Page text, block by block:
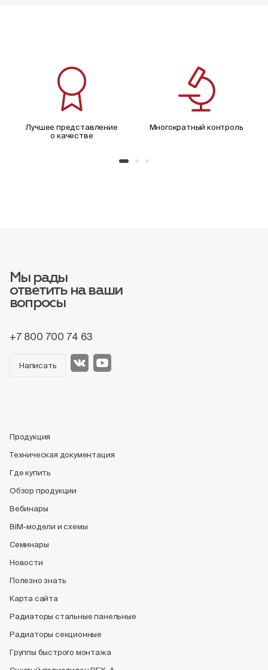
Лучшее представление
о качестве
Многократный контроль
Мы рады
ответить на ваши
вопросы
+7 800 700 74 63
Написать
Продукция
Техническая документация
Где купить
Обзор продукции
Вебинары
BIM-модели и схемы
Семинары
Новости
Полезно знать
Карта сайта
Радиаторы стальные панельные
Радиаторы секционные
Группы быстрого монтажа